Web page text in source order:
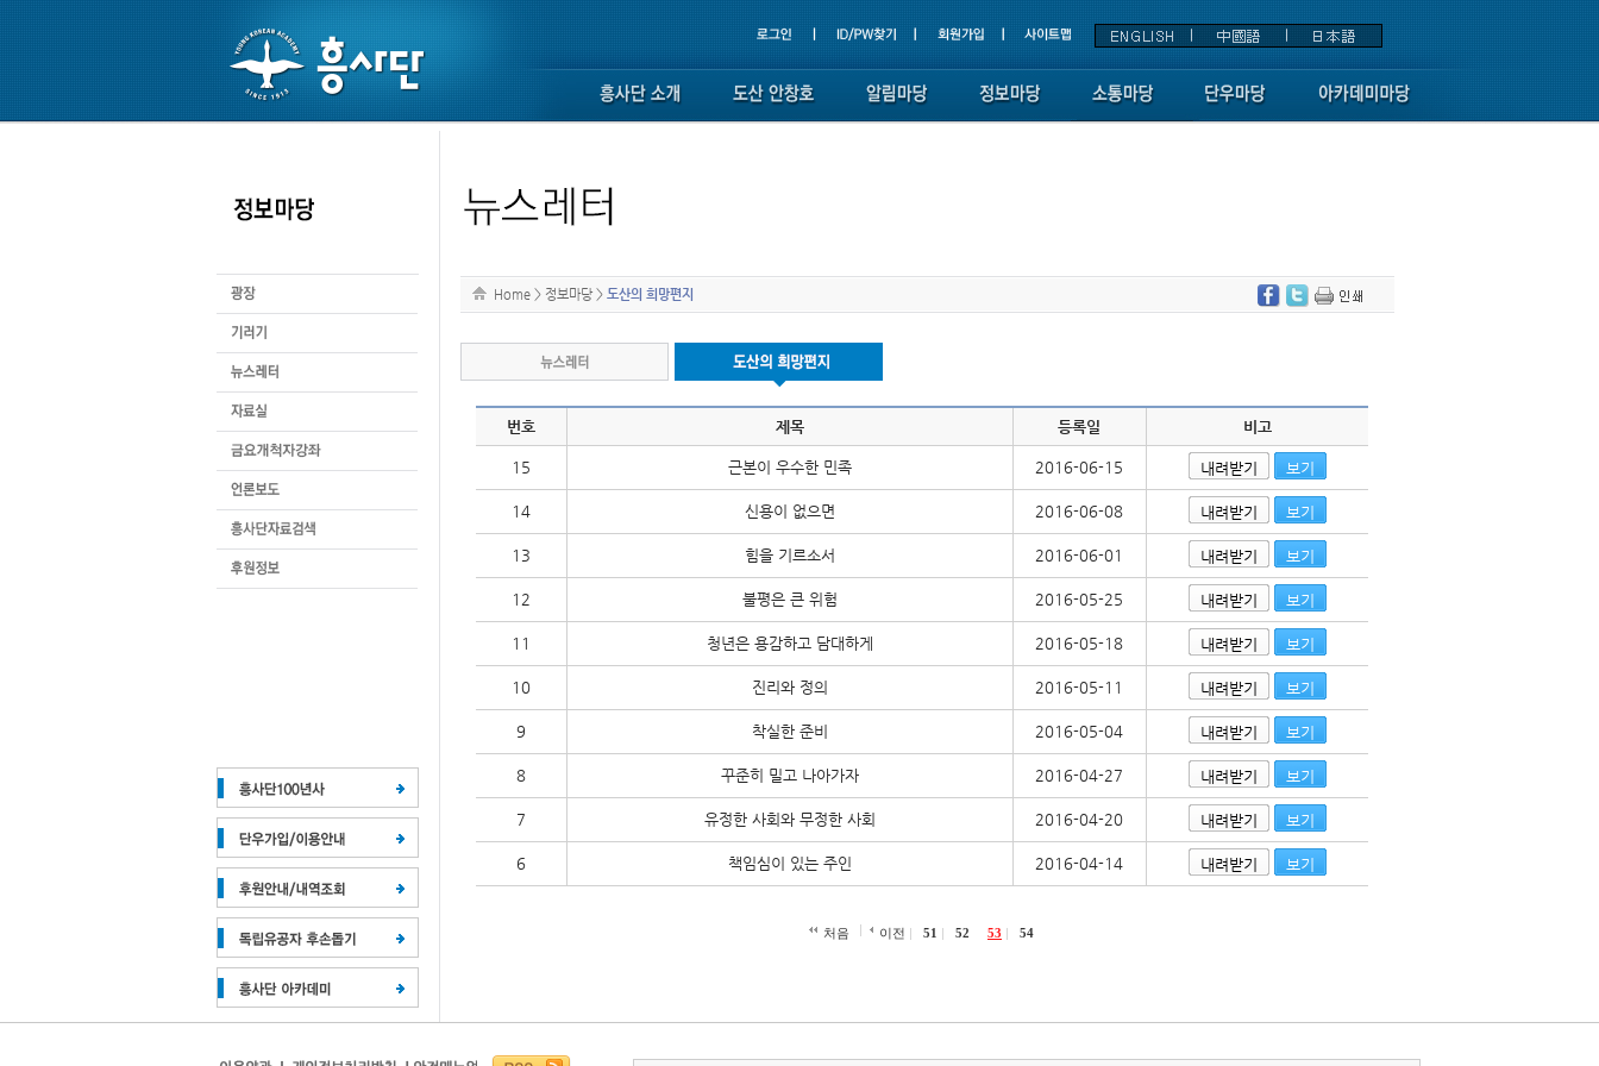
Home > 정보마당 > 도산의 희망편지
번호 제목 등록일 비고
15 근본이 우수한 민족 2016-06-15 내려받기 보기
14 신용이 없으면 2016-06-08 내려받기 보기
13 힘을 기르소서 2016-06-01 내려받기 보기
12 불평은 큰 위험 2016-05-25 내려받기 보기
11 청년은 용감하고 담대하게 2016-05-18 내려받기 보기
10 진리와 정의 2016-05-11 내려받기 보기
9 착실한 준비 2016-05-04 내려받기 보기
8 꾸준히 밀고 나아가자 2016-04-27 내려받기 보기
7 유정한 사회와 무정한 사회 2016-04-20 내려받기 보기
6 책임심이 있는 주인 2016-04-14 내려받기 보기
처음 이전 51 52 53 54